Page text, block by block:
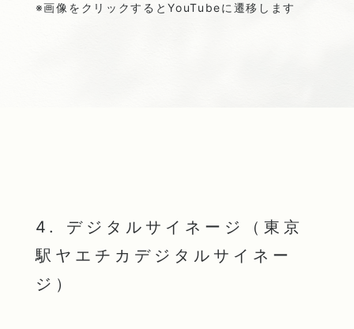
※画像をクリックするとYouTubeに遷移します
4. デジタルサイネージ（東京
駅ヤエチカデジタルサイネー
ジ）